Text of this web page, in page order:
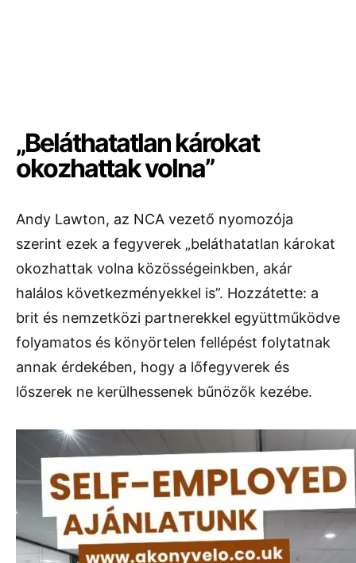
„Beláthatatlan károkat
okozhattak volna”
Andy Lawton, az NCA vezető nyomozója
szerint ezek a fegyverek „beláthatatlan károkat
okozhattak volna közösségeinkben, akár
halálos következményekkel is”. Hozzátette: a
brit és nemzetközi partnerekkel együttműködve
folyamatos és könyörtelen fellépést folytatnak
annak érdekében, hogy a lőfegyverek és
lőszerek ne kerülhessenek bűnözők kezébe.